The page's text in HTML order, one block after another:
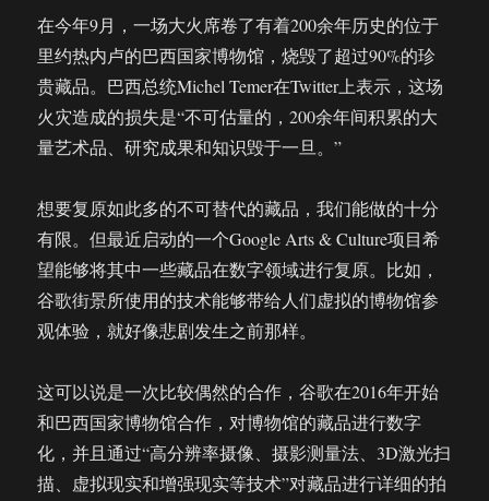
在今年9月，一场大火席卷了有着200余年历史的位于
里约热内卢的巴西国家博物馆，烧毁了超过90%的珍
贵藏品。巴西总统Michel Temer在Twitter上表示，这场
火灾造成的损失是“不可估量的，200余年间积累的大
量艺术品、研究成果和知识毁于一旦。”
想要复原如此多的不可替代的藏品，我们能做的十分
有限。但最近启动的一个Google Arts & Culture项目希
望能够将其中一些藏品在数字领域进行复原。比如，
谷歌街景所使用的技术能够带给人们虚拟的博物馆参
观体验，就好像悲剧发生之前那样。
这可以说是一次比较偶然的合作，谷歌在2016年开始
和巴西国家博物馆合作，对博物馆的藏品进行数字
化，并且通过“高分辨率摄像、摄影测量法、3D激光扫
描、虚拟现实和增强现实等技术”对藏品进行详细的拍